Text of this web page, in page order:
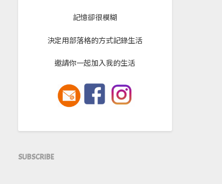
記憶卻很模糊
決定用部落格的方式記錄生活
邀請你一起加入我的生活
SUBSCRIBE